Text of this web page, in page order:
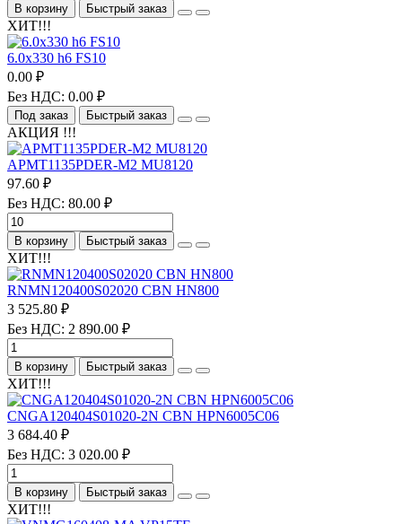
В корзину Быстрый заказ
ХИТ!!!
6.0х330 h6 FS10
0.00 ₽
Без НДС: 0.00 ₽
Под заказ Быстрый заказ
АКЦИЯ !!!
APMT1135PDER-M2 MU8120
97.60 ₽
Без НДС: 80.00 ₽
В корзину Быстрый заказ
ХИТ!!!
RNMN120400S02020 CBN HN800
3 525.80 ₽
Без НДС: 2 890.00 ₽
В корзину Быстрый заказ
ХИТ!!!
CNGA120404S01020-2N CBN HPN6005C06
3 684.40 ₽
Без НДС: 3 020.00 ₽
В корзину Быстрый заказ
ХИТ!!!